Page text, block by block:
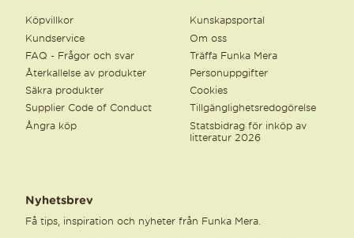
Köpvillkor
Kundservice
FAQ - Frågor och svar
Återkallelse av produkter
Säkra produkter
Supplier Code of Conduct
Ångra köp
Kunskapsportal
Om oss
Träffa Funka Mera
Personuppgifter
Cookies
Tillgänglighetsredogörelse
Statsbidrag för inköp av
litteratur 2026
Nyhetsbrev
Få tips, inspiration och nyheter från Funka Mera.